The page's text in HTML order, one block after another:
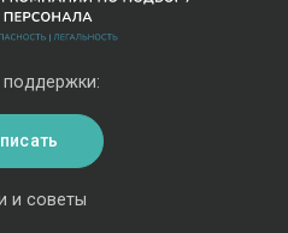
и советы